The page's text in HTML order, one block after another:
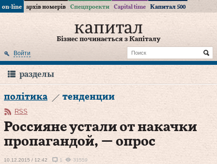
on-line архів номерів Спецпроекти Capital time Капитал 500
Бізнес починається з Капіталу
Войти
разделы
політика тенденции
RSS
Россияне устали от накачки
пропагандой, — опрос
10.12.2015 / 12:42 1 31559